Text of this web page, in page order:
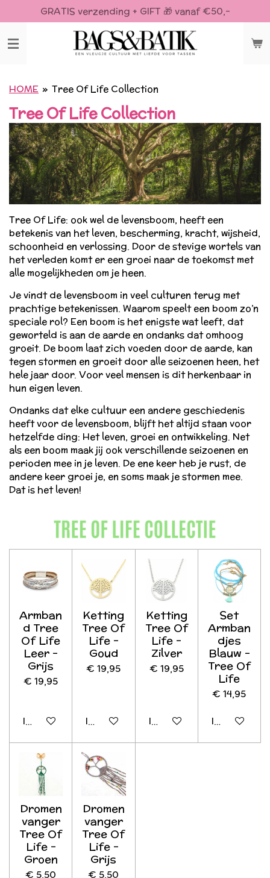
direct
naar
de
GRATIS verzending + GIFT 🎁 vanaf €50,-
HOME » Tree Of Life Collection
Tree Of Life Collection
Tree Of Life: ook wel de levensboom, heeft een
betekenis van het leven, bescherming, kracht, wijsheid,
schoonheid en verlossing. Door de stevige wortels van
het verleden komt er een groei naar de toekomst met
alle mogelijkheden om je heen.
Je vindt de levensboom in veel culturen terug met
prachtige betekenissen. Waarom speelt een boom zo’n
speciale rol? Een boom is het enigste wat leeft, dat
geworteld is aan de aarde en ondanks dat omhoog
groeit. De boom laat zich voeden door de aarde, kan
tegen stormen en groeit door alle seizoenen heen, het
hele jaar door. Voor veel mensen is dit herkenbaar in
hun eigen leven.
Ondanks dat elke cultuur een andere geschiedenis
heeft voor de levensboom, blijft het altijd staan voor
hetzelfde ding: Het leven, groei en ontwikkeling. Net
als een boom maak jij ook verschillende seizoenen en
perioden mee in je leven. De ene keer heb je rust, de
andere keer groei je, en soms maak je stormen mee.
Dat is het leven!
Armban
d Tree
Of Life
Leer -
Grijs
€ 19,95
In winkelwagen
Ketting
Tree Of
Life -
Goud
€ 19,95
In winkelwagen
Ketting
Tree Of
Life -
Zilver
€ 19,95
In winkelwagen
Set
Armban
djes
Blauw -
Tree Of
Life
€ 14,95
In
Dromen
vanger
Tree Of
Life -
Groen
€ 5,50
Dromen
vanger
Tree Of
Life -
Grijs
€ 5,50